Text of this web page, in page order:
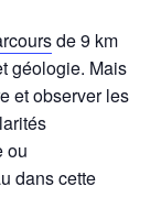
de 9 km
géologie. Mais
et observer les
ou
dans cette